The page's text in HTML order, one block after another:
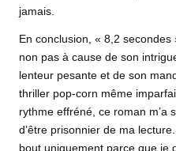
jamais.
En conclusion, « 8,2 secondes
non pas à cause de son
lenteur pesante et de son
thriller pop-corn même
rythme effréné, ce roman m’a
d’être prisonnier de ma
bout uniquement parce que je